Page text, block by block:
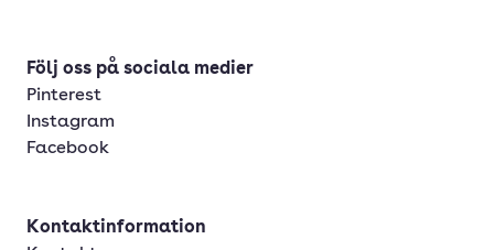
Följ oss på sociala medier
Pinterest
Instagram
Facebook
Kontaktinformation